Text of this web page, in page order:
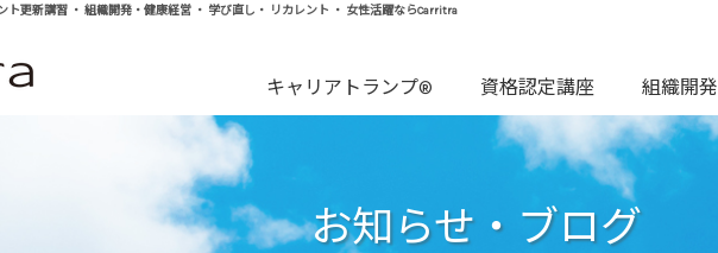
ト更新講習 ・ 組織開発・健康経営 ・ 学び直し・ リカレント ・ 女性活躍ならCarritra
キャリアトランプ® 資格認定講座 組織開発
お知らせ・ブログ